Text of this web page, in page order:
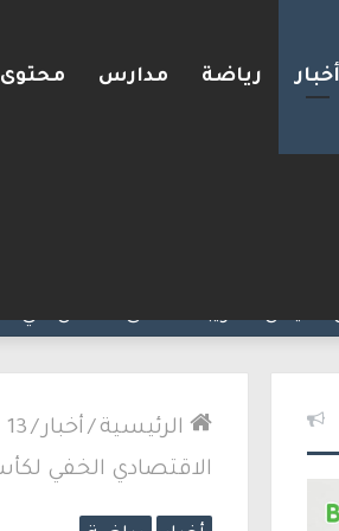
أخبار رياضة مدارس محتوى
من الكنيست ويغادر “يش
الرئيسية / أخبار /
الاقتصادي الخفي لكأس